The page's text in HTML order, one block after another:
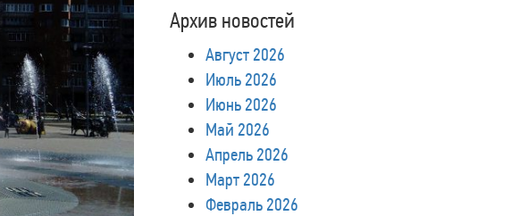
Архив новостей
Август 2026
Июль 2026
Июнь 2026
Май 2026
Апрель 2026
Март 2026
Февраль 2026